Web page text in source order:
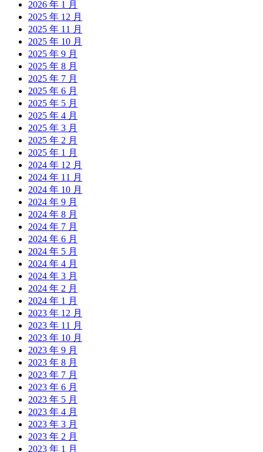
2026 年 1 月
2025 年 12 月
2025 年 11 月
2025 年 10 月
2025 年 9 月
2025 年 8 月
2025 年 7 月
2025 年 6 月
2025 年 5 月
2025 年 4 月
2025 年 3 月
2025 年 2 月
2025 年 1 月
2024 年 12 月
2024 年 11 月
2024 年 10 月
2024 年 9 月
2024 年 8 月
2024 年 7 月
2024 年 6 月
2024 年 5 月
2024 年 4 月
2024 年 3 月
2024 年 2 月
2024 年 1 月
2023 年 12 月
2023 年 11 月
2023 年 10 月
2023 年 9 月
2023 年 8 月
2023 年 7 月
2023 年 6 月
2023 年 5 月
2023 年 4 月
2023 年 3 月
2023 年 2 月
2023 年 1 月